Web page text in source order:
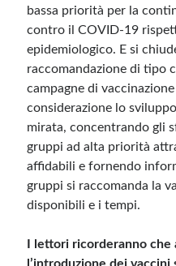
bassa priorità per la
contro il COVID-19
epidemiologico. E si
raccomandazione di tipo
campagne di
considerazione lo
mirata, concentrando gli
gruppi ad alta priorità
affidabili e fornendo
gruppi si raccomanda la
disponibili e i tempi.
I lettori ricorderanno